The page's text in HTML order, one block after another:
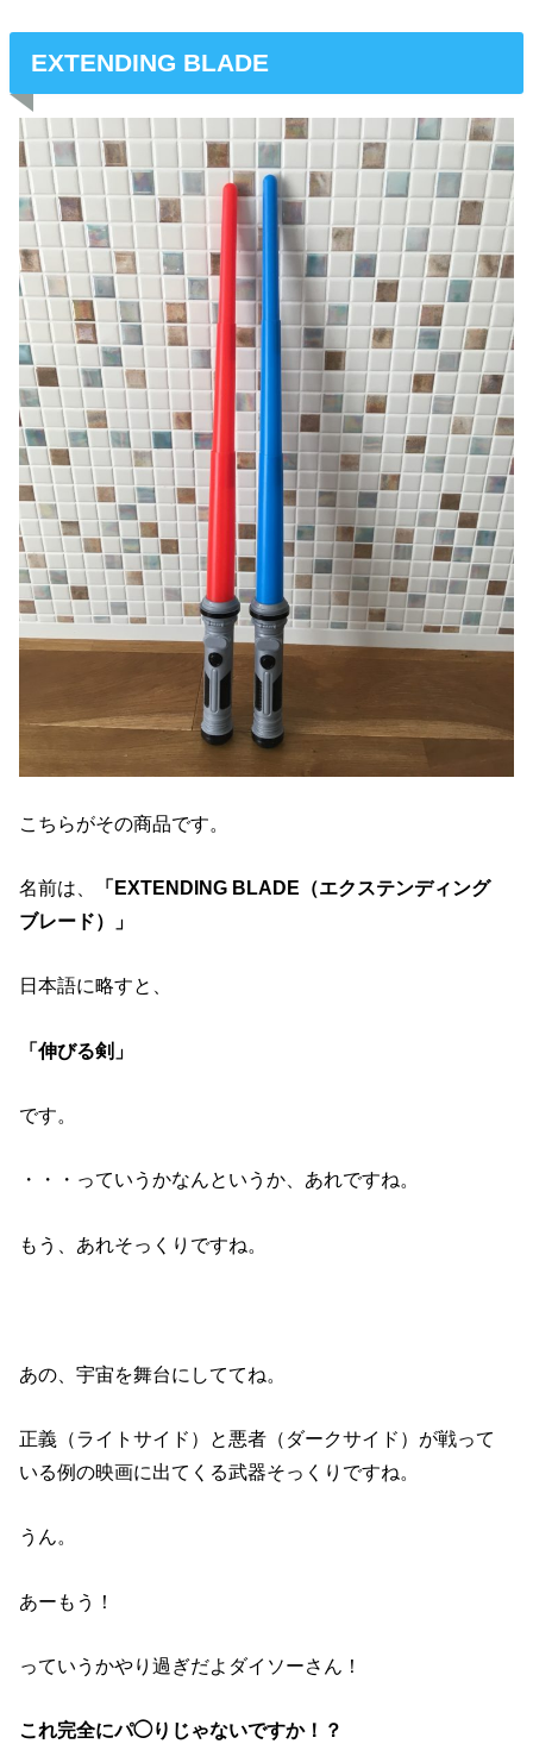
EXTENDING BLADE
こちらがその商品です。
名前は、
「EXTENDING BLADE（エクステンディング
ブレード）」
日本語に略すと、
「伸びる剣」
です。
・・・っていうかなんというか、あれですね。
もう、あれそっくりですね。
あの、宇宙を舞台にしててね。
正義（ライトサイド）と悪者（ダークサイド）が戦って
いる例の映画に出てくる武器そっくりですね。
うん。
あーもう！
っていうかやり過ぎだよダイソーさん！
これ完全にパ◯りじゃないですか！？